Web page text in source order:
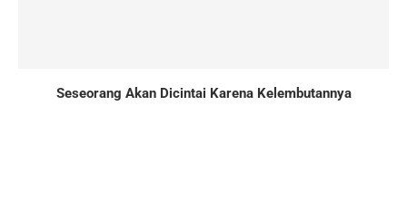
Seseorang Akan Dicintai Karena Kelembutannya